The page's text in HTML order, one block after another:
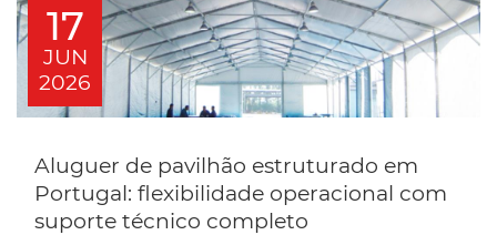
17
JUN
2026
Aluguer de pavilhão estruturado em
Portugal: flexibilidade operacional com
suporte técnico completo